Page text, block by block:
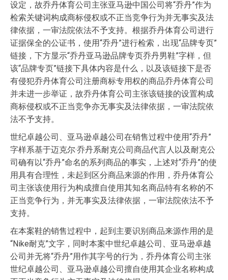
设定，故乔丹体育公司主张亚马逊中国公司将“乔丹”作为
检索关键词构成商标侵权或不正当竞争行为并无事实及法
律依据，一审法院依法不予支持。根据乔丹体育公司进行
证据保全的公证书，使用“乔丹”进行检索，出现“品牌专页”
链接，下方显示“乔丹亚马逊品牌专页乔丹男鞋”字样，但
该“品牌专页”链接下具体内容是什么，以及该链接下是否
有侵犯乔丹体育公司注册商标专用权的商品乔丹体育公司
并未进一步举证，故乔丹体育公司主张该链接的设置构成
商标侵权或不正当竞争亦无事实及法律依据，一审法院依
法不予支持。
世纪卓越公司、亚马逊卓越公司在销售过程中使用“乔丹”
字样系基于迈克尔·乔丹系耐克公司商品代言人以及耐克公
司确有以“乔丹”命名的系列商品的事实，上述对“乔丹”的使
用具有合理性，未起到区分商品来源的作用，乔丹体育公
司主张该使用行为构成擅自使用其知名商品特有名称的不
正当竞争行为，并无事实及法律依据，一审法院依法不予
支持。
在本案鞋的销售过程中，起到主要识别商品来源作用的是
“Nike耐克”文字，同时本案中世纪卓越公司、亚马逊卓越
公司并无将“乔丹”用作其字号的行为，乔丹体育公司主张
世纪卓越公司、亚马逊卓越公司擅自使用其企业名称构成